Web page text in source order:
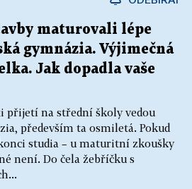
maturovali lépe
gymnázia. Výjimečná
Jak dopadla vaše
přijetí na střední školy vedou
především ta osmiletá. Pokud
studia – u maturitní zkoušky
není. Do čela žebříčku s